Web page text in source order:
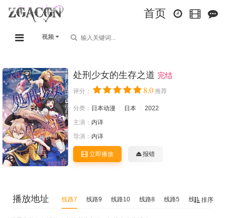
首页
视频
处刑少女的生存之道 完结
评分： 8.0 推荐
分类： 日本动漫 日本
2022
主演： 内详
导演： 内详
立即播放 报错
排序
播放地址 线路7 线路9 线路10 线路8 线路5 线路6